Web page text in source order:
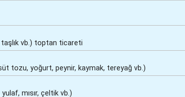
vb.) toptan ticareti
tozu, yoğurt, peynir, kaymak, tereyağ vb.)
mısır, çeltik vb.)